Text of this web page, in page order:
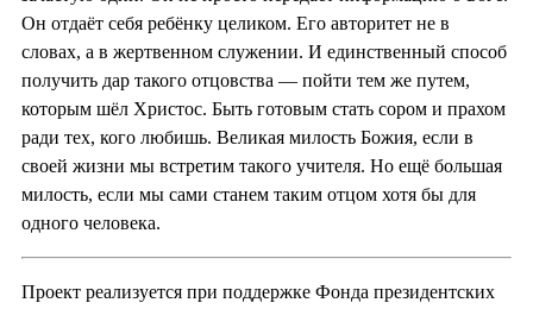
Он отдаёт себя ребёнку целиком. Его авторитет не в
словах, а в жертвенном служении. И единственный способ
получить дар такого отцовства — пойти тем же путем,
которым шёл Христос. Быть готовым стать сором и прахом
ради тех, кого любишь. Великая милость Божия, если в
своей жизни мы встретим такого учителя. Но ещё большая
милость, если мы сами станем таким отцом хотя бы для
одного человека.
Проект реализуется при поддержке Фонда президентских